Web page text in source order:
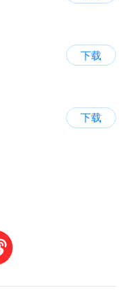
下载
下载